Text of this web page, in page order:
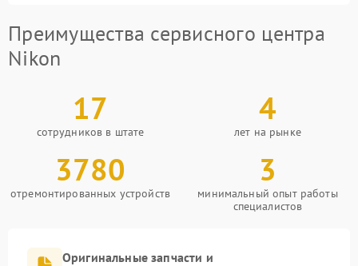
Преимущества сервисного центра
Nikon
17
сотрудников в штате
4
лет на рынке
3780
отремонтированных устройств
3
минимальный опыт работы
специалистов
Оригинальные запчасти и